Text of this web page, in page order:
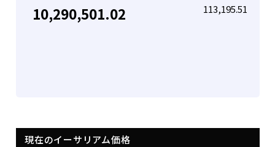
10,290,501.02 113,195.51
現在のイーサリアム価格